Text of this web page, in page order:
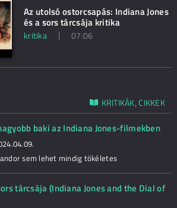
Az utolsó ostorcsapás: Indiana Jones
és a sors tárcsája kritika
kritika 07:06
KRITIKÁK, CIKKEK
baki az Indiana Jones-filmekben
sem lehet mindig tökéletes
tárcsája (Indiana Jones and the Dial of